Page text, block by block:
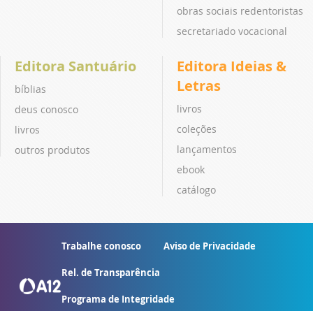
obras sociais redentoristas
secretariado vocacional
Editora Santuário
bíblias
deus conosco
livros
outros produtos
Editora Ideias &
Letras
livros
coleções
lançamentos
ebook
catálogo
Trabalhe conosco Aviso de Privacidade
Rel. de Transparência
Programa de Integridade